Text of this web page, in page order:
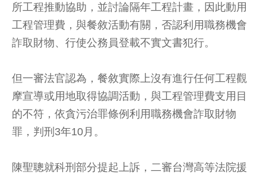
所工程推動協助，並討論隔年工程計畫，因此動用
工程管理費，與餐敘活動有關，否認利用職務機會
詐取財物、行使公務員登載不實文書犯行。
但一審法官認為，餐敘實際上沒有進行任何工程觀
摩宣導或用地取得協調活動，與工程管理費支用目
的不符，依貪污治罪條例利用職務機會詐取財物
罪，判刑3年10月。
陳聖聰就科刑部分提起上訴，二審台灣高等法院援